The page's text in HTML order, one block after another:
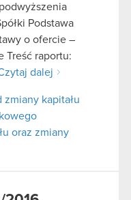
Podstawa
o ofercie –
Treść raportu:
dalej
zmiany kapitału
oraz zmiany